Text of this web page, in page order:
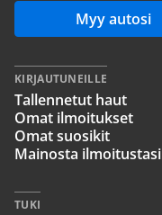
Myy autosi
KIRJAUTUNEILLE
Tallennetut haut
Omat ilmoitukset
Omat suosikit
Mainosta ilmoitustasi
TUKI